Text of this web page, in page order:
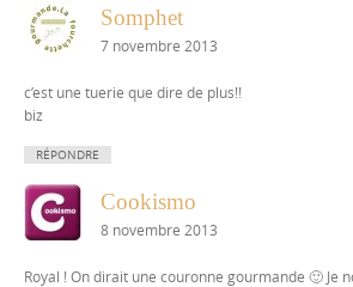
Somphet
7 novembre 2013
c’est une tuerie que dire de plus!!
biz
RÉPONDRE
Cookismo
8 novembre 2013
Royal ! On dirait une couronne gourmande 🙂 Je